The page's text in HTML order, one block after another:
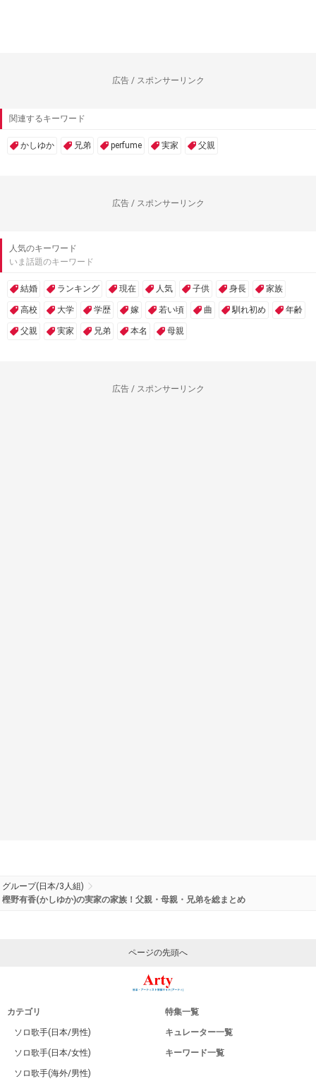
広告 / スポンサーリンク
関連するキーワード
かしゆか 兄弟 perfume 実家 父親
広告 / スポンサーリンク
人気のキーワード
いま話題のキーワード
結婚 ランキング 現在 人気 子供 身長 家族
高校 大学 学歴 嫁 若い頃 曲 馴れ初め 年齢
父親 実家 兄弟 本名 母親
広告 / スポンサーリンク
グループ(日本/3人組)
樫野有香(かしゆか)の実家の家族！父親・母親・兄弟を総まとめ
ページの先頭へ
カテゴリ
ソロ歌手(日本/男性)
ソロ歌手(日本/女性)
ソロ歌手(海外/男性)
特集一覧
キュレーター一覧
キーワード一覧